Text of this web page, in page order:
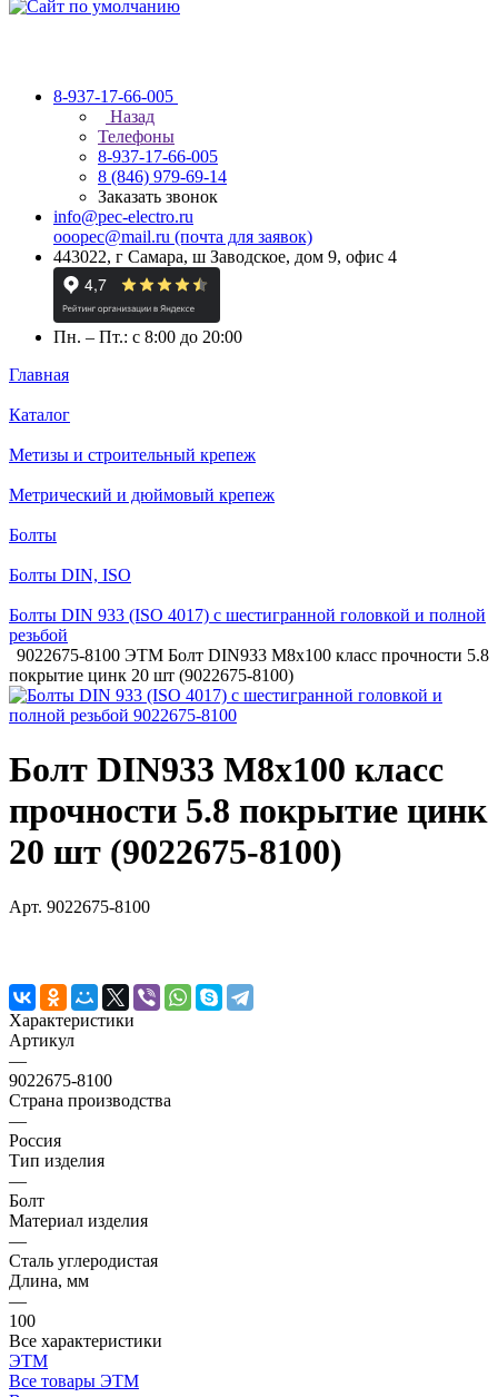
8-937-17-66-005
Назад
Телефоны
8-937-17-66-005
8 (846) 979-69-14
Заказать звонок
info@pec-electro.ru
ooopec@mail.ru (почта для заявок)
443022, г Самара, ш Заводское, дом 9, офис 4
Пн. – Пт.: с 8:00 до 20:00
Главная
Каталог
Метизы и строительный крепеж
Метрический и дюймовый крепеж
Болты
Болты DIN, ISO
Болты DIN 933 (ISO 4017) с шестигранной головкой и полной
резьбой
9022675-8100 ЭТМ Болт DIN933 М8х100 класс прочности 5.8
покрытие цинк 20 шт (9022675-8100)
Болт DIN933 М8х100 класс
прочности 5.8 покрытие цинк
20 шт (9022675-8100)
Арт. 9022675-8100
Характеристики
Артикул
—
9022675-8100
Страна производства
—
Россия
Тип изделия
—
Болт
Материал изделия
—
Сталь углеродистая
Длина, мм
—
100
Все характеристики
ЭТМ
Все товары ЭТМ